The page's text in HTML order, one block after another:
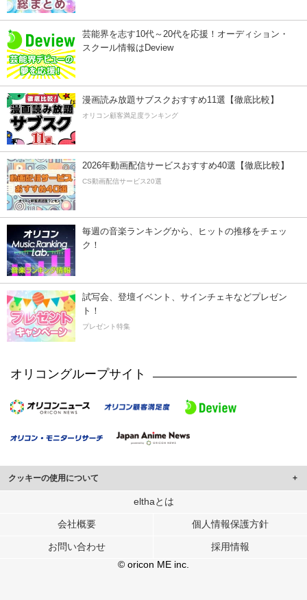
芸能界を志す10代～20代を応援！オーディション・
スクール情報はDeview
漫画読み放題サブスクおすすめ11選【徹底比較】
オリコン顧客満足度ランキング
2026年動画配信サービスおすすめ40選【徹底比較】
CS動画配信サービス20選
毎週の音楽ランキングから、ヒットの推移をチェッ
ク！
試写会、登壇イベント、サインチェキなどプレゼン
ト！
プレゼント特集
オリコングループサイト
クッキーの使用について
このサイトでは Cookie を使用して、ユーザーに合わせたコンテンツや広告の
行っています。
メディアや広告配信、データ解析の各パートナーに提供しています。
各パートナーは、この情報とユーザーが各パートナーに提供した他の情報や、
ユーザーが各パートナーのサービスを使用したときに収集した他の情報を組み
elthaとは
会社概要 個人情報保護方針
お問い合わせ
採用情報
© oricon ME inc.